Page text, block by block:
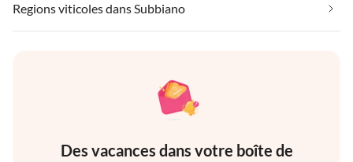
Regions viticoles dans Subbiano
Des vacances dans votre boîte de